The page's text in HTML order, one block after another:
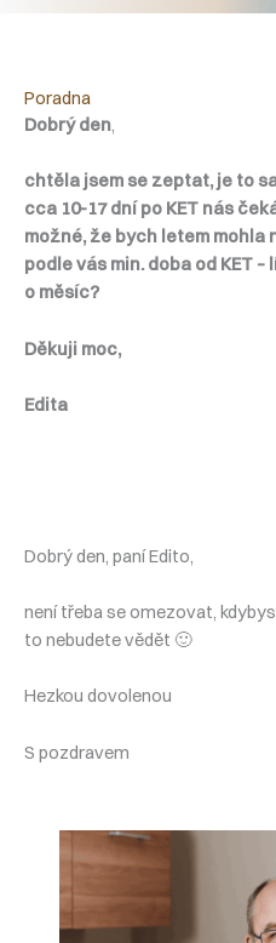
Poradna
Dobrý den,
chtěla jsem se zeptat, je to
cca 10-17 dní po KET nás
možné, že bych letem
podle vás min. doba od KET
o měsíc?
Děkuji moc,
Edita
Dobrý den, paní Edito,
není třeba se omezovat,
to nebudete vědět 🙂
Hezkou dovolenou
S pozdravem